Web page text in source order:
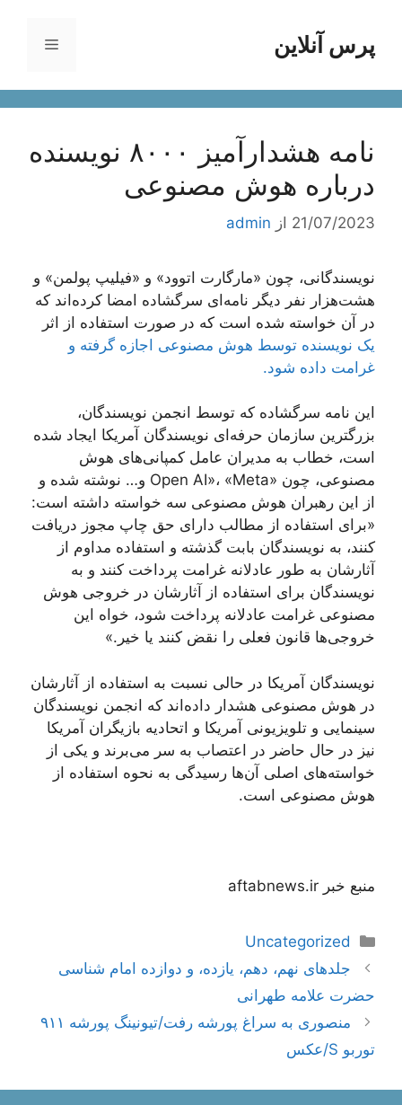
محتواپرس آنلاین فهرست
نامه هشدارآمیز ۸۰۰۰ نویسنده
درباره هوش مصنوعی
21/07/2023 از admin
نویسندگانی، چون «مارگارت اتوود» و «فیلیپ پولمن» و
هشت‌هزار نفر دیگر نامه‌ای سرگشاده امضا کرده‌اند که
در آن خواسته شده است که در صورت استفاده از اثر
یک نویسنده توسط هوش مصنوعی اجازه گرفته و
غرامت داده شود.
این نامه سرگشاده که توسط انجمن نویسندگان،
بزرگترین سازمان حرفه‌ای نویسندگان آمریکا ایجاد شده
است، خطاب به مدیران عامل کمپانی‌های هوش
مصنوعی، چون «Open AI»، «Meta و… نوشته شده و
از این رهبران هوش مصنوعی سه خواسته داشته است:
«برای استفاده از مطالب دارای حق چاپ مجوز دریافت
کنند، به نویسندگان بابت گذشته و استفاده مداوم از
آثارشان به طور عادلانه غرامت پرداخت کنند و به
نویسندگان برای استفاده از آثارشان در خروجی هوش
مصنوعی غرامت عادلانه پرداخت شود، خواه این
خروجی‌ها قانون فعلی را نقض کنند یا خیر.»
نویسندگان آمریکا در حالی نسبت به استفاده از آثارشان
در هوش مصنوعی هشدار داده‌اند که انجمن نویسندگان
سینمایی و تلویزیونی آمریکا و اتحادیه بازیگران آمریکا
نیز در حال حاضر در اعتصاب به سر می‌برند و یکی از
خواسته‌های اصلی آن‌ها رسیدگی به نحوه استفاده از
هوش مصنوعی است.
منبع خبر aftabnews.ir
دسته‌ها
Uncategorized
ناوبریجلدهای نهم، دهم، یازده، و دوازده امام شناسی
حضرت علامه طهرانی
منصوری به سراغ پورشه رفت/تیونینگ پورشه ۹۱۱
توربو S/عکس